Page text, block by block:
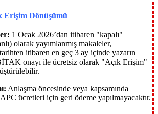
Erişim Dönüşümü
1 Ocak 2026’dan itibaren "kapalı"
olarak yayımlanmış makaleler,
tarihten itibaren en geç 3 ay içinde yazarın
onayı ile ücretsiz olarak "Açık Erişim"
Anlaşma öncesinde veya kapsamında
ücretleri için geri ödeme yapılmayacaktır.